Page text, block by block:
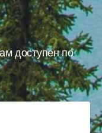
доступен по